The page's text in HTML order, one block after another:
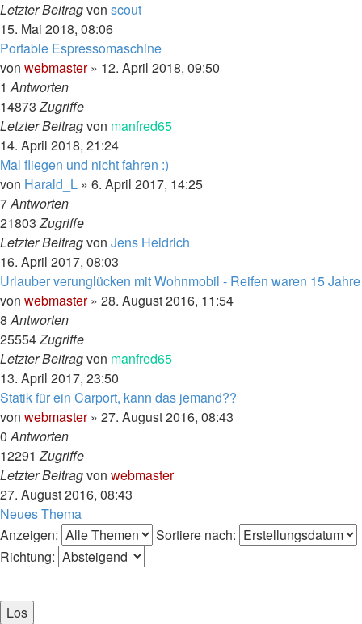
Letzter Beitragvon scout
15. Mai 2018, 08:06
Portable Espressomaschine
von webmaster» 12. April 2018, 09:50
1Antworten
14873Zugriffe
Letzter Beitragvon manfred65
14. April 2018, 21:24
Mal fliegen und nicht fahren :)
von Harald_L » 6. April 2017, 14:25
7Antworten
21803Zugriffe
Letzter Beitragvon Jens Heidrich
16. April 2017, 08:03
Urlauber verunglücken mit Wohnmobil - Reifen waren 15 Jahre
von webmaster» 28. August 2016, 11:54
8Antworten
25554Zugriffe
Letzter Beitragvon manfred65
13. April 2017, 23:50
Statik für ein Carport, kann das jemand??
von webmaster» 27. August 2016, 08:43
0Antworten
12291Zugriffe
Letzter Beitragvon webmaster
27. August 2016, 08:43
Neues Thema
Anzeigen:
Sortiere nach:
Richtung: